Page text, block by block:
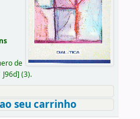
de
] (3).
seu carrinho